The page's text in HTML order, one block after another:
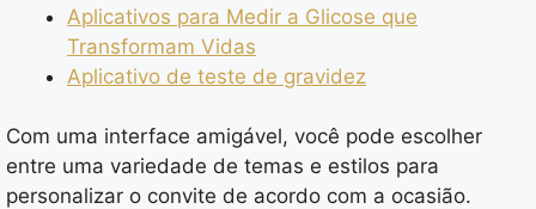
Aplicativos para Medir a Glicose que
Transformam Vidas
Aplicativo de teste de gravidez
Com uma interface amigável, você pode escolher
entre uma variedade de temas e estilos para
personalizar o convite de acordo com a ocasião.